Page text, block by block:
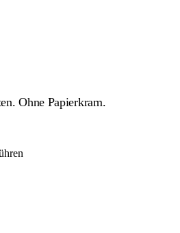
Ohne Papierkram.